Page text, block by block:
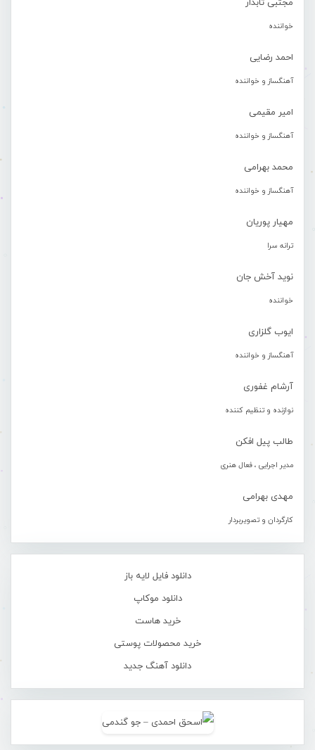
مجتبی تابدار
خواننده
احمد رضایی
آهنگساز و خواننده
امیر مقیمی
آهنگساز و خواننده
محمد بهرامی
آهنگساز و خواننده
مهیار پوریان
ترانه سرا
نوید آخش جان
خواننده
ایوب گلزاری
آهنگساز و خواننده
آرشام غفوری
نوازنده و تنظیم کننده
طالب پیل افکن
مدیر اجرایی ، فعال هنری
مهدی بهرامی
کارگردان و تصویربردار
دانلود فایل لایه باز
دانلود موکاپ
خرید هاست
خرید محصولات پوستی
دانلود آهنگ جدید